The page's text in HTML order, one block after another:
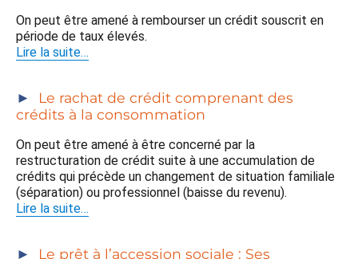
On peut être amené à rembourser un crédit souscrit en
période de taux élevés.
Lire la suite…
Le rachat de crédit comprenant des
crédits à la consommation
On peut être amené à être concerné par la
restructuration de crédit suite à une accumulation de
crédits qui précède un changement de situation familiale
(séparation) ou professionnel (baisse du revenu).
Lire la suite…
Le prêt à l’accession sociale : Ses